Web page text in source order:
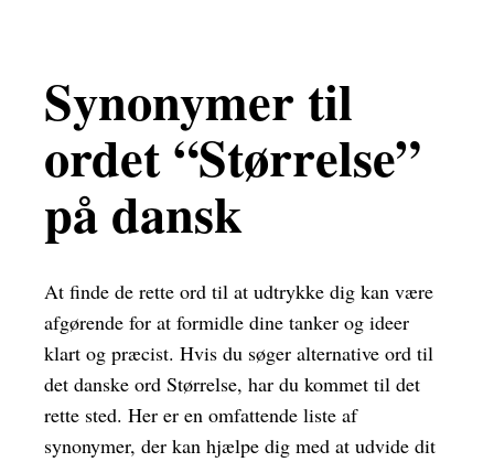
Synonymer til
ordet “Størrelse”
på dansk
At finde de rette ord til at udtrykke dig kan være
afgørende for at formidle dine tanker og ideer
klart og præcist. Hvis du søger alternative ord til
det danske ord Størrelse, har du kommet til det
rette sted. Her er en omfattende liste af
synonymer, der kan hjælpe dig med at udvide dit